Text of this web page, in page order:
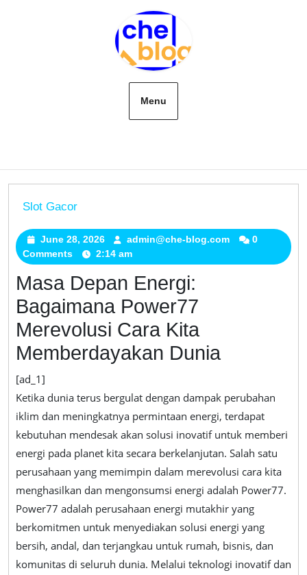
Menu
Slot Gacor
Depan
Energi:
Power77
Merevolusi
Cara
Kita
Memberdayakan
June 28, 2026
June
28,
2026
admin@che-blog.com
admin@che-
0
Comments
2:14 am
Masa Depan Energi:
Bagaimana Power77
Merevolusi Cara Kita
Memberdayakan Dunia
[ad_1]
Ketika dunia terus bergulat dengan dampak perubahan
iklim dan meningkatnya permintaan energi, terdapat
kebutuhan mendesak akan solusi inovatif untuk memberi
energi pada planet kita secara berkelanjutan. Salah satu
perusahaan yang memimpin dalam merevolusi cara kita
menghasilkan dan mengonsumsi energi adalah Power77.
Power77 adalah perusahaan energi mutakhir yang
berkomitmen untuk menyediakan solusi energi yang
bersih, andal, dan terjangkau untuk rumah, bisnis, dan
komunitas di seluruh dunia. Melalui teknologi inovatif dan